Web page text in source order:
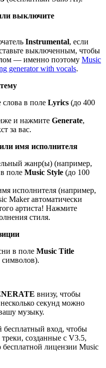
выключите
Instrumental, если
выключенным, чтобы
— именно поэтому Music
generator with vocals.
в поле Lyrics (до 400
и нажмите Generate,
за вас.
имя исполнителя
жанр(ы) (например,
поле Music Style (до 100
исполнителя (например,
Maker автоматически
артиста! Нажмите
стиля.
в поле Music Title
символов).
внизу, чтобы
секунд можно
музыку.
бесплатный вход, чтобы
созданные с V3.5,
бесплатной лицензии Music